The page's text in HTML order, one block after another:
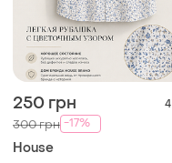
250 грн 4
300 грн -17%
House